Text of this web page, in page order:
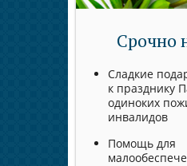
Срочно
Сладкие
к празднику
одиноких
инвалидов
Помощь для